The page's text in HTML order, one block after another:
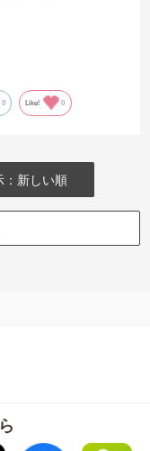
0 Like! 0
：新しい順